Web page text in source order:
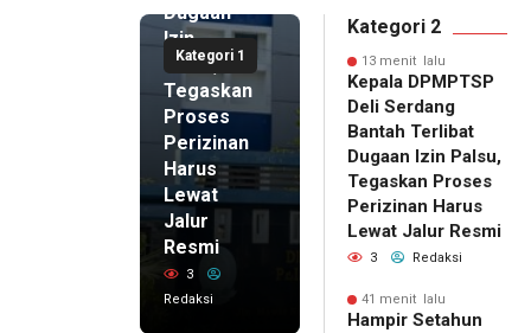
Kategori 1
Dugaan
Izin
Palsu,
Tegaskan
Proses
Perizinan
Harus
Lewat
Jalur
Resmi
3
Redaksi
Kategori 2
13 menit lalu
Kepala DPMPTSP
Deli Serdang
Bantah Terlibat
Dugaan Izin Palsu,
Tegaskan Proses
Perizinan Harus
Lewat Jalur Resmi
3 Redaksi
41 menit lalu
Hampir Setahun